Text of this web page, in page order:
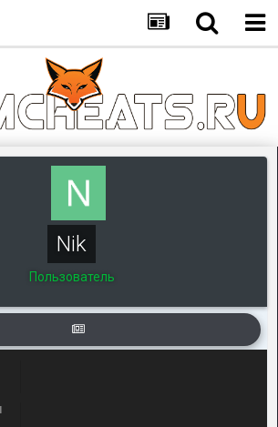
Nik
Пользователь